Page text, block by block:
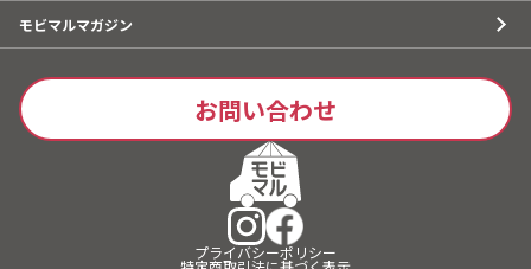
モビマルマガジン
お問い合わせ
プライバシーポリシー